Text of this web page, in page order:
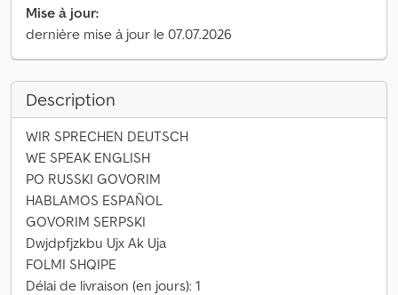
Mise à jour:
dernière mise à jour le 07.07.2026
Description
WIR SPRECHEN DEUTSCH
WE SPEAK ENGLISH
PO RUSSKI GOVORIM
HABLAMOS ESPAÑOL
GOVORIM SERPSKI
Dwjdpfjzkbu Ujx Ak Uja
FOLMI SHQIPE
Délai de livraison (en jours): 1